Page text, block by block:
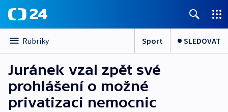
Rubriky Sport SLEDOVAT
Juránek vzal zpět své
prohlášení o možné
privatizaci nemocnic